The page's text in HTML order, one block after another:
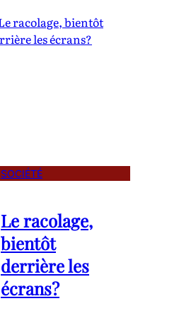
SOCIÉTÉ
Le racolage,
bientôt
derrière les
écrans?